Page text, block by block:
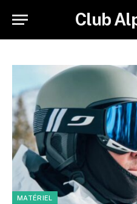
Club
MATÉRIEL